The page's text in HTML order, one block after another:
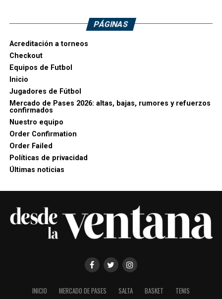
PÁGINAS
Acreditación a torneos
Checkout
Equipos de Futbol
Inicio
Jugadores de Fútbol
Mercado de Pases 2026: altas, bajas, rumores y refuerzos
confirmados
Nuestro equipo
Order Confirmation
Order Failed
Políticas de privacidad
Últimas noticias
INICIO MERCADO DE PASES SALTA BASKET TENIS